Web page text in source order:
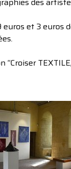
et 3 euros